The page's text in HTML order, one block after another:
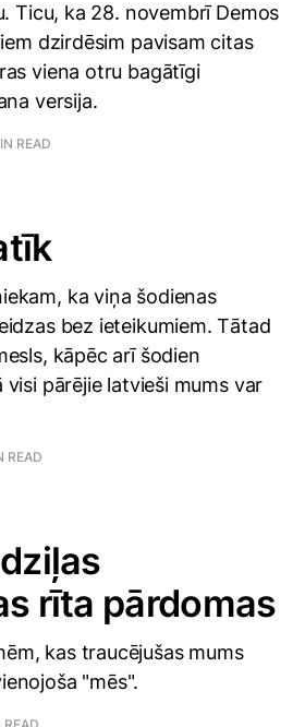
Ticu, ka 28. novembrī Demos
dzirdēsim pavisam citas
viena otru bagātīgi
versija.
READ
ka viņa šodienas
bez ieteikumiem. Tātad
kāpēc arī šodien
pārējie latvieši mums var
READ
rīta pārdomas
kas traucējušas mums
"mēs".